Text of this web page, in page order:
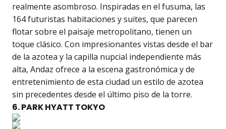
realmente asombroso. Inspiradas en el fusuma, las
164 futuristas habitaciones y suites, que parecen
flotar sobre el paisaje metropolitano, tienen un
toque clásico. Con impresionantes vistas desde el bar
de la azotea y la capilla nupcial independiente más
alta, Andaz ofrece a la escena gastronómica y de
entretenimiento de esta ciudad un estilo de azotea
sin precedentes desde el último piso de la torre.
6. PARK HYATT TOKYO